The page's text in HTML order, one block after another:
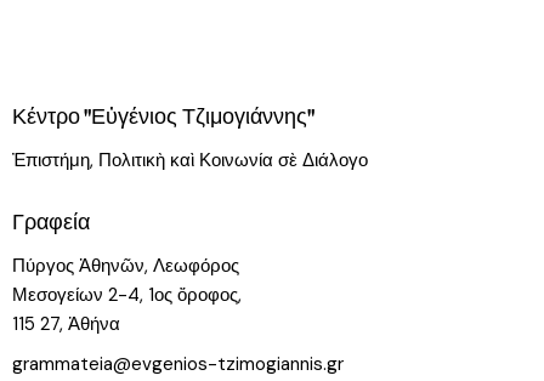
Κέντρο "Εὐγένιος Τζιμογιάννης"
Ἐπιστήμη, Πολιτικὴ καὶ Κοινωνία σὲ Διάλογο
Γραφεία
Πύργος Ἀθηνῶν, Λεωφόρος
Μεσογείων 2-4, 1ος ὄροφος,
115 27, Ἀθήνα
grammateia@evgenios-tzimogiannis.gr